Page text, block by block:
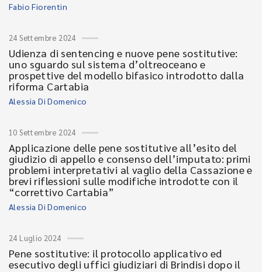
Fabio Fiorentin
24 Settembre 2024
Udienza di sentencing e nuove pene sostitutive:
uno sguardo sul sistema d’oltreoceano e
prospettive del modello bifasico introdotto dalla
riforma Cartabia
Alessia Di Domenico
10 Settembre 2024
Applicazione delle pene sostitutive all’esito del
giudizio di appello e consenso dell’imputato: primi
problemi interpretativi al vaglio della Cassazione e
brevi riflessioni sulle modifiche introdotte con il
“correttivo Cartabia”
Alessia Di Domenico
24 Luglio 2024
Pene sostitutive: il protocollo applicativo ed
esecutivo degli uffici giudiziari di Brindisi dopo il